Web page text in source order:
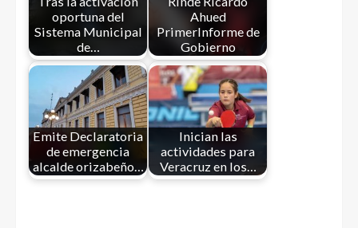
oportuna del
Sistema Municipal
de…
Ahued
PrimerInforme de
Gobierno
Emite Declaratoria
de emergencia
alcalde orizabeño…
Inician las
actividades para
Veracruz en los…